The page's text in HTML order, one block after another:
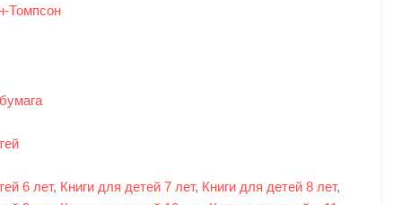
Томпсон
6 лет, Книги для детей 7 лет, Книги для детей 8 лет,